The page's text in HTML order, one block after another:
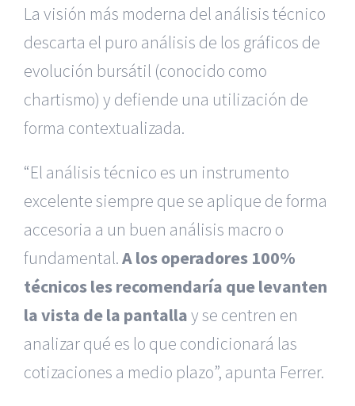
La visión más moderna del análisis técnico
descarta el puro análisis de los gráficos de
evolución bursátil (conocido como
chartismo) y defiende una utilización de
forma contextualizada.
“El análisis técnico es un instrumento
excelente siempre que se aplique de forma
accesoria a un buen análisis macro o
fundamental.A los operadores 100%
técnicos les recomendaría que levanten
la vista de la pantallay se centren en
analizar qué es lo que condicionará las
cotizaciones a medio plazo”, apunta Ferrer.